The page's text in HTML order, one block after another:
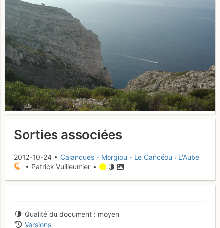
Sorties associées
2012-10-24 • Calanques - Morgiou - Le Cancéou : L'Aube
• Patrick Vuilleumier •
Qualité du document
moyen
Versions